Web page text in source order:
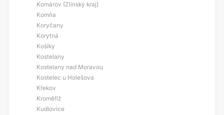
Komárov (Zlínský kraj)
Komňa
Koryčany
Korytná
Košíky
Kostelany
Kostelany nad Moravou
Kostelec u Holešova
Křekov
Kroměříž
Kudlovice